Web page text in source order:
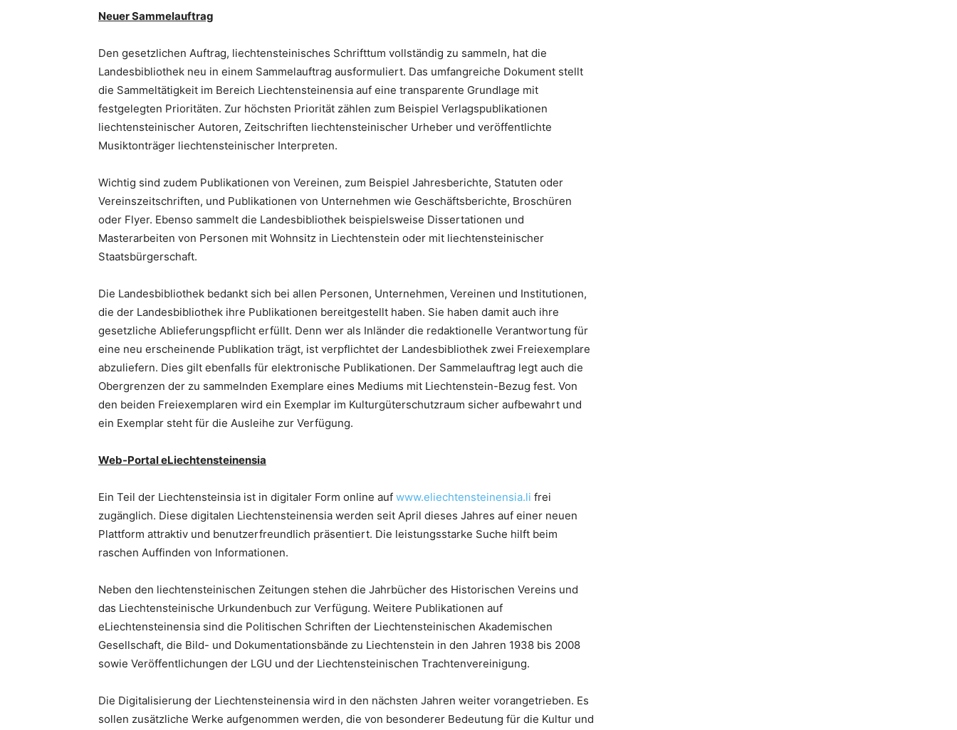
Neuer Sammelauftrag
Den gesetzlichen Auftrag, liechtensteinisches Schrifttum vollständig zu sammeln, hat die
Landesbibliothek neu in einem Sammelauftrag ausformuliert. Das umfangreiche Dokument stellt
die Sammeltätigkeit im Bereich Liechtensteinensia auf eine transparente Grundlage mit
festgelegten Prioritäten. Zur höchsten Priorität zählen zum Beispiel Verlagspublikationen
liechtensteinischer Autoren, Zeitschriften liechtensteinischer Urheber und veröffentlichte
Musiktonträger liechtensteinischer Interpreten.
Wichtig sind zudem Publikationen von Vereinen, zum Beispiel Jahresberichte, Statuten oder
Vereinszeitschriften, und Publikationen von Unternehmen wie Geschäftsberichte, Broschüren
oder Flyer. Ebenso sammelt die Landesbibliothek beispielsweise Dissertationen und
Masterarbeiten von Personen mit Wohnsitz in Liechtenstein oder mit liechtensteinischer
Staatsbürgerschaft.
Die Landesbibliothek bedankt sich bei allen Personen, Unternehmen, Vereinen und Institutionen,
die der Landesbibliothek ihre Publikationen bereitgestellt haben. Sie haben damit auch ihre
gesetzliche Ablieferungspflicht erfüllt. Denn wer als Inländer die redaktionelle Verantwortung für
eine neu erscheinende Publikation trägt, ist verpflichtet der Landesbibliothek zwei Freiexemplare
abzuliefern. Dies gilt ebenfalls für elektronische Publikationen. Der Sammelauftrag legt auch die
Obergrenzen der zu sammelnden Exemplare eines Mediums mit Liechtenstein-Bezug fest. Von
den beiden Freiexemplaren wird ein Exemplar im Kulturgüterschutzraum sicher aufbewahrt und
ein Exemplar steht für die Ausleihe zur Verfügung.
Web-Portal eLiechtensteinensia
Ein Teil der Liechtensteinsia ist in digitaler Form online auf www.eliechtensteinensia.li frei
zugänglich. Diese digitalen Liechtensteinensia werden seit April dieses Jahres auf einer neuen
Plattform attraktiv und benutzerfreundlich präsentiert. Die leistungsstarke Suche hilft beim
raschen Auffinden von Informationen.
Neben den liechtensteinischen Zeitungen stehen die Jahrbücher des Historischen Vereins und
das Liechtensteinische Urkundenbuch zur Verfügung. Weitere Publikationen auf
eLiechtensteinensia sind die Politischen Schriften der Liechtensteinischen Akademischen
Gesellschaft, die Bild- und Dokumentationsbände zu Liechtenstein in den Jahren 1938 bis 2008
sowie Veröffentlichungen der LGU und der Liechtensteinischen Trachtenvereinigung.
Die Digitalisierung der Liechtensteinensia wird in den nächsten Jahren weiter vorangetrieben. Es
sollen zusätzliche Werke aufgenommen werden, die von besonderer Bedeutung für die Kultur und